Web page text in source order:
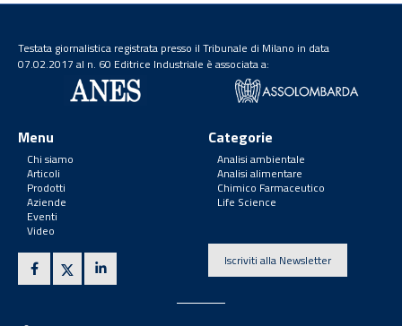
Testata giornalistica registrata presso il Tribunale di Milano in data
07.02.2017 al n. 60 Editrice Industriale è associata a:
Menu
Chi siamo
Articoli
Prodotti
Aziende
Eventi
Video
Categorie
Analisi ambientale
Analisi alimentare
Chimico Farmaceutico
Life Science
Iscriviti alla Newsletter